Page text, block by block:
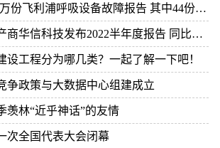
飞利浦呼吸设备故障报告 其中44份死亡案例
信科技发布2022半年度报告 同比下滑2.92%
设工程分为哪几类？一起了解一下吧！
争政策与大数据中心组建成立
羡林“近乎神话”的友情
次全国代表大会闭幕